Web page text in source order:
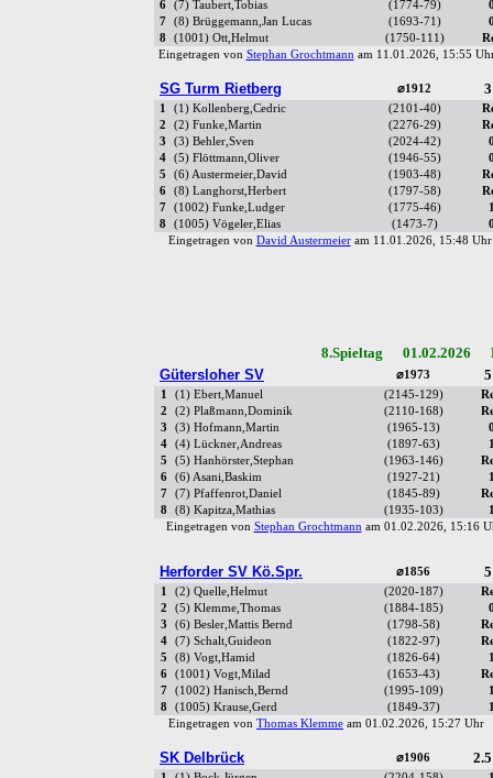
6
(7) Taubert,Tobias (1774-79)
7
(8) Brüggemann,Jan Lucas (1693-71)
8
(1001) Ott,Helmut (1750-111)
Eingetragen von Stephan Grochtmannam 11.01.2026, 15:55
SG Turm Rietberg ⌀1912
1 (1) Kollenberg,Cedric (2101-40)
2
(2) Funke,Martin (2276-29)
3
(3) Behler,Sven (2024-42)
4
(5) Flöttmann,Oliver (1946-55)
5
(6) Austermeier,David (1903-48)
6
(8) Langhorst,Herbert (1797-58)
7
(1002) Funke,Ludger (1775-46)
8
(1005) Vögeler,Elias (1473-7)
Eingetragen von David Austermeieram 11.01.2026, 15:48
8.Spieltag 01.02.2026
Gütersloher SV
⌀1973
1 (1) Ebert,Manuel (2145-129)
2
(2) Plaßmann,Dominik (2110-168)
3
(3) Hofmann,Martin (1965-13)
4
(4) Lückner,Andreas (1897-63)
5
(5) Hanhörster,Stephan (1963-146)
6
(6) Asani,Baskim (1927-21)
7
(7) Pfaffenrot,Daniel (1845-89)
8
(8) Kapitza,Mathias (1935-103)
Eingetragen von Stephan Grochtmannam 01.02.2026, 15:16
Herforder SV Kö.Spr. ⌀1856
1 (2) Quelle,Helmut (2020-187)
2
(5) Klemme,Thomas (1884-185)
3
(6) Besler,Mattis Bernd (1798-58)
4
(7) Schalt,Guideon (1822-97)
5
(8) Vogt,Hamid (1826-64)
6
(1001) Vogt,Milad (1653-43)
7
(1002) Hanisch,Bernd (1995-109)
8
(1005) Krause,Gerd (1849-37)
Eingetragen von Thomas Klemme am 01.02.2026, 15:27 Uhr
SK Delbrück ⌀1906